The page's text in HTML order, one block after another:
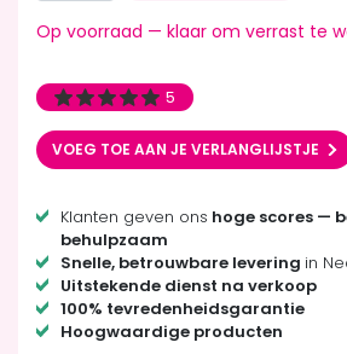
Op voorraad — klaar om verrast te
5
VOEG TOE AAN JE VERLANGLIJSTJE
Klanten geven ons hoge scores —
behulpzaam
Snelle, betrouwbare levering in
Uitstekende dienst na verkoop
100% tevredenheidsgarantie
Hoogwaardige producten